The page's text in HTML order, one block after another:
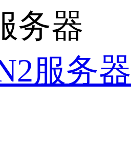
务器
服务器